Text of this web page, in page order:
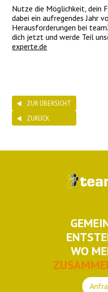
Nutze die Möglichkeit, dein
dabei ein aufregendes Jahr
Herausforderungen bei
dich jetzt und werde Teil
experte.de
ZUR ÜBERSICHT
ZURÜCK
WO